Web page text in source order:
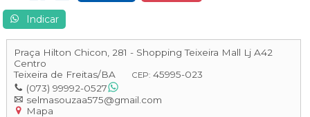
Indicar
Praça Hilton Chicon, 281 - Shopping Teixeira Mall Lj A42
Centro
Teixeira de Freitas/BA CEP: 45995-023
(073) 99992-0527
selmasouzaa575@gmail.com
Mapa